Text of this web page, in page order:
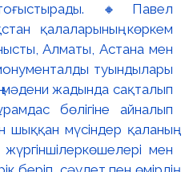
🔸Павел
қалаларының көркем
Алматы, Астана мен
монументалды туындылары
мәдени жадында сақталып
бөлігіне айналып
мүсіндер қаланың
мен